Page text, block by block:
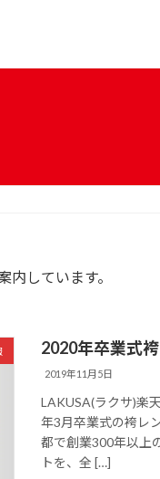
しています。
2020年卒業式
2019年11月5日
LAKUSA(ラクサ)楽
年3月卒業式の袴レ
都で創業300年以上
トを、全 […]